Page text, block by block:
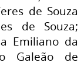
de Souza
de Souza;
Emiliano da
Galeão de